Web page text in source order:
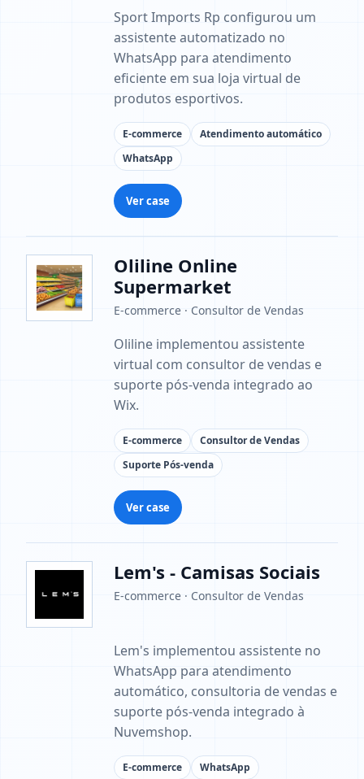
Sport Imports Rp configurou um
assistente automatizado no
WhatsApp para atendimento
eficiente em sua loja virtual de
produtos esportivos.
E-commerce
Atendimento automático
WhatsApp
Ver case
Oliline Online
Supermarket
E-commerce · Consultor de Vendas
Oliline implementou assistente
virtual com consultor de vendas e
suporte pós-venda integrado ao
Wix.
E-commerce
Consultor de Vendas
Suporte Pós-venda
Ver case
Lem's - Camisas Sociais
E-commerce · Consultor de Vendas
Lem's implementou assistente no
WhatsApp para atendimento
automático, consultoria de vendas e
suporte pós-venda integrado à
Nuvemshop.
E-commerce WhatsApp